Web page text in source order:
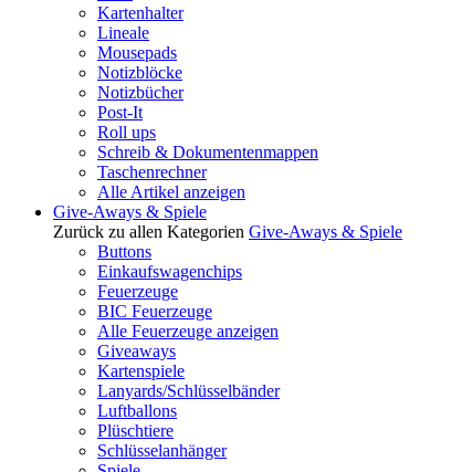
Kartenhalter
Lineale
Mousepads
Notizblöcke
Notizbücher
Post-It
Roll ups
Schreib & Dokumentenmappen
Taschenrechner
Alle Artikel anzeigen
Give-Aways & Spiele
Zurück zu allen Kategorien Give-Aways & Spiele
Buttons
Einkaufswagenchips
Feuerzeuge
BIC Feuerzeuge
Alle Feuerzeuge anzeigen
Giveaways
Kartenspiele
Lanyards/Schlüsselbänder
Luftballons
Plüschtiere
Schlüsselanhänger